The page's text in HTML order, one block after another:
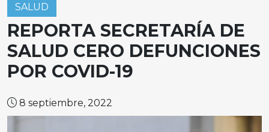
SALUD
REPORTA SECRETARÍA DE
SALUD CERO DEFUNCIONES
POR COVID-19
8 septiembre, 2022